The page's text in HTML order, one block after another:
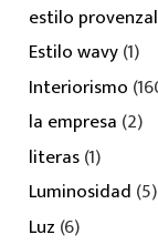
estilo provenzal
Estilo wavy(1)
Interiorismo
la empresa (2)
literas(1)
Luminosidad (5)
Luz (6)